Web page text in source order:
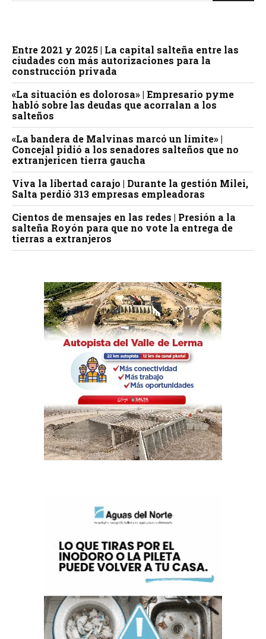
Entre 2021 y 2025 | La capital salteña entre las
ciudades con más autorizaciones para la
construcción privada
«La situación es dolorosa» | Empresario pyme
habló sobre las deudas que acorralan a los
salteños
«La bandera de Malvinas marcó un límite» |
Concejal pidió a los senadores salteños que no
extranjericen tierra gaucha
Viva la libertad carajo | Durante la gestión Milei,
Salta perdió 313 empresas empleadoras
Cientos de mensajes en las redes | Presión a la
salteña Royón para que no vote la entrega de
tierras a extranjeros